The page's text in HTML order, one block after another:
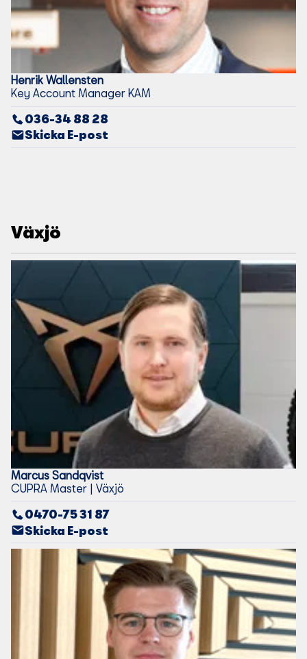
Henrik Wallensten
Key Account Manager KAM
036-34 88 28
Skicka E-post
Växjö
Marcus Sandqvist
CUPRA Master | Växjö
0470-75 31 87
Skicka E-post